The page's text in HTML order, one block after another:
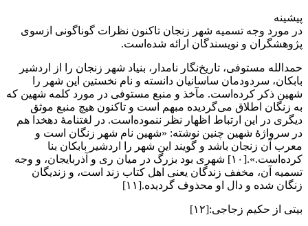
پیشینه
در مورد وجه تسمیه شهر زنجان تاکنون نظرات گوناگونی ازسوی
پژوهشگران و نویسندگان ارائه شده‌است.
حمدالله مستوفی، تاریخ‌نگار نامدار، بنیاد شهر زنجان را از اردشیر
بابکان، سردودمان ساسانیان دانسته و نام نخستین این شهر را
شهین ذکر کرده‌است. مآخذ و منبع مستوفی در مورد کلمه شهین که
به زنگان اطلاق می‌گردیده مبهم است و تاکنون هیچ منبع موثق
دیگری در این ارتباط اظهار نظر ننموده‌است. در لغتنامهٔ دهخدا هم
در سرواژهٔ شهین چنین نوشته: «شهین نام شهر زنگان است و
معرب آن زنجان باشد و گویند این شهر را اردشیر بابکان بنا
کرده‌است.».[۱۰] شهری بود بزرگ در میان ری و آذربایجان، و وجه
تسمیه آن، مخفف زندگان یعنی اهل کتاب زند است، و زندیگان
زنگان شده و دال او محذوف گردیده.[۱۱]
بیتی از حکیم زجاجی:[۱۲]